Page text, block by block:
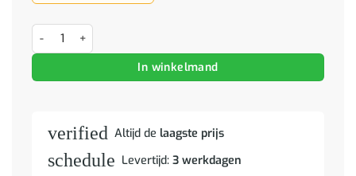
Badkamer spiegelkast TULUM Bruin Eiken 60 x 16,5 x 78 cm aantal
In winkelmand
verified Altijd de laagste prijs
schedule Levertijd: 3 werkdagen